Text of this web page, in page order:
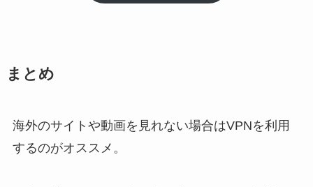
まとめ
海外のサイトや動画を見れない場合はVPNを利用
するのがオススメ。